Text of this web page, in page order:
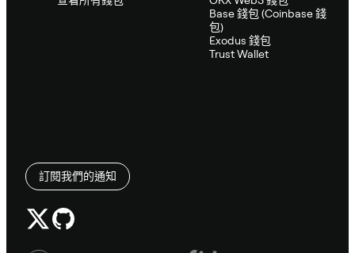
Base 錢包 (Coinbase 錢
包)
Exodus 錢包
Trust Wallet
訂閱我們的通知